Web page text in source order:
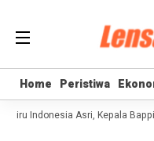
Home Peristiwa
Home Peristiwa
Indonesia Asri, Kepala